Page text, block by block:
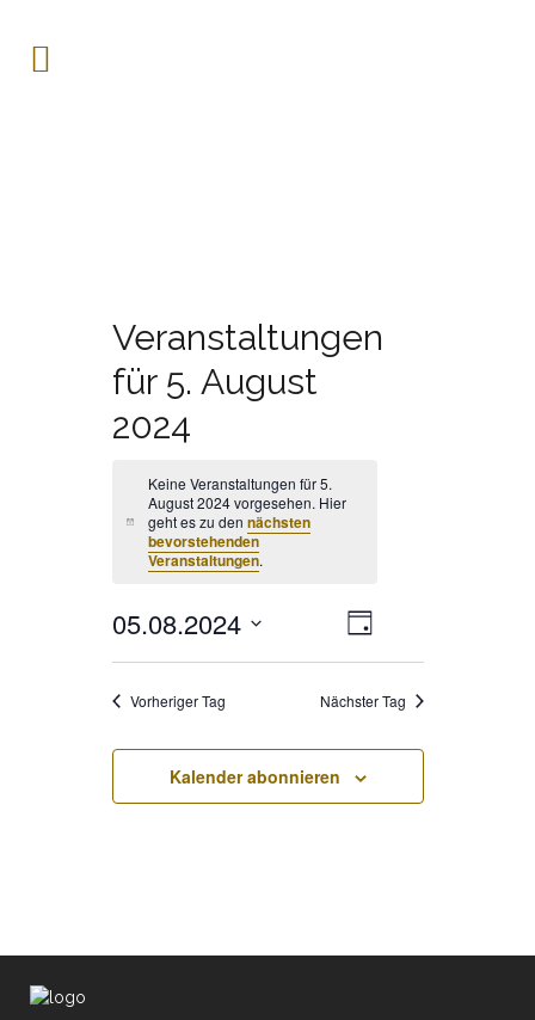
Veranstaltungen
für 5. August
2024
Hinweis
Keine Veranstaltungen für 5.
August 2024 vorgesehen. Hier
geht es zu den nächsten
bevorstehenden
Veranstaltungen.
Veranstaltung
Ansichten-
Navigation
Tag
05.08.2024
Datum
Vorheriger Tag Nächster Tag
Kalender abonnieren